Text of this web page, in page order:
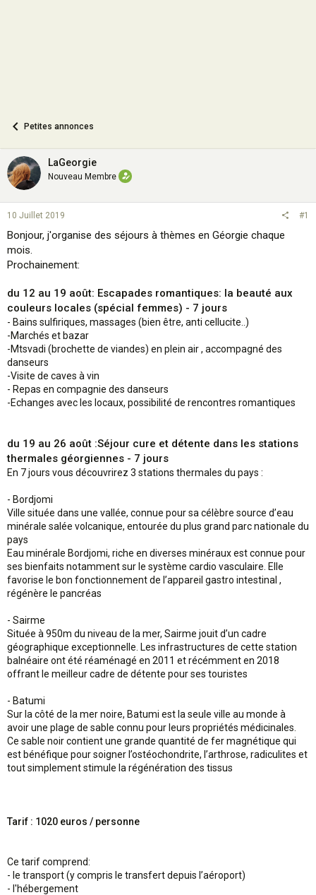
Petites annonces
LaGeorgie
Nouveau Membre
10 Juillet 2019 #1
Bonjour, j'organise des séjours à thèmes en Géorgie chaque
mois.
Prochainement:
du 12 au 19 août: Escapades romantiques: la beauté aux
couleurs locales (spécial femmes) - 7 jours
- Bains sulfiriques, massages (bien être, anti cellucite..)
-Marchés et bazar
-Mtsvadi (brochette de viandes) en plein air , accompagné des
danseurs
-Visite de caves à vin
- Repas en compagnie des danseurs
-Echanges avec les locaux, possibilité de rencontres romantiques
du 19 au 26 août :Séjour cure et détente dans les stations
thermales géorgiennes - 7 jours
En 7 jours vous découvrirez 3 stations thermales du pays :
- Bordjomi
Ville située dans une vallée, connue pour sa célèbre source d’eau
minérale salée volcanique, entourée du plus grand parc nationale du
pays
Eau minérale Bordjomi, riche en diverses minéraux est connue pour
ses bienfaits notamment sur le système cardio vasculaire. Elle
favorise le bon fonctionnement de l’appareil gastro intestinal ,
régénère le pancréas
- Sairme
Située à 950m du niveau de la mer, Sairme jouit d’un cadre
géographique exceptionnelle. Les infrastructures de cette station
balnéaire ont été réaménagé en 2011 et récémment en 2018
offrant le meilleur cadre de détente pour ses touristes
- Batumi
Sur la côté de la mer noire, Batumi est la seule ville au monde à
avoir une plage de sable connu pour leurs propriétés médicinales.
Ce sable noir contient une grande quantité de fer magnétique qui
est bénéfique pour soigner l’ostéochondrite, l’arthrose, radiculites et
tout simplement stimule la régénération des tissus
Tarif : 1020 euros / personne
Ce tarif comprend:
- le transport (y compris le transfert depuis l’aéroport)
- l'hébergement